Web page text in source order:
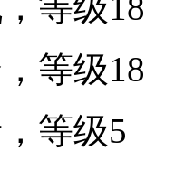
等级18
等级5